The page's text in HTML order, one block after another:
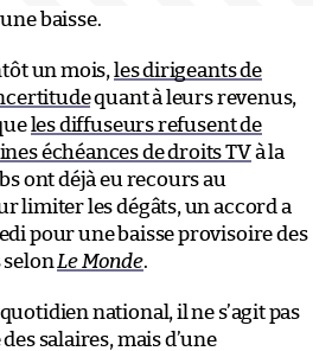
baisse.
un mois, les dirigeants de
quant à leurs revenus,
les diffuseurs refusent de
échéances de droits TVà la
ont déjà eu recours au
limiter les dégâts, un accord a
pour une baisse provisoire des
selon Le Monde.
national, il ne s’agit pas
salaires, mais d’une